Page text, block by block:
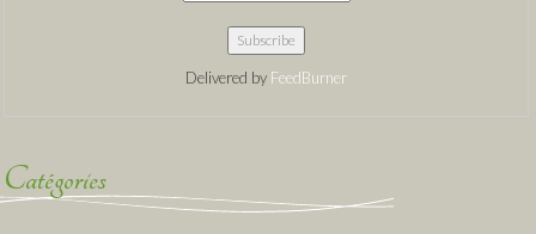
Delivered by FeedBurner
Catégories